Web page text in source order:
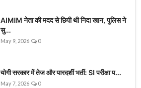
AIMIM नेता की मदद से छिपी थी निदा खान, पुलिस ने
सु...
May 9, 2026 0
योगी सरकार में तेज और पारदर्शी भर्ती: SI परीक्षा प...
May 7, 2026 0